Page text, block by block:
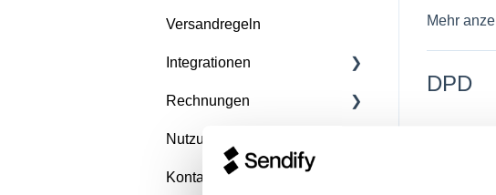
Mehr
DPD
Länderspezifisch
Versandregeln
Integrationen
Importieren Sie ihre
Rechnungen
Rechnungen verstehen
Widerspruch einlegen
Nutzungsbedingungen
AGB der
Kontakt